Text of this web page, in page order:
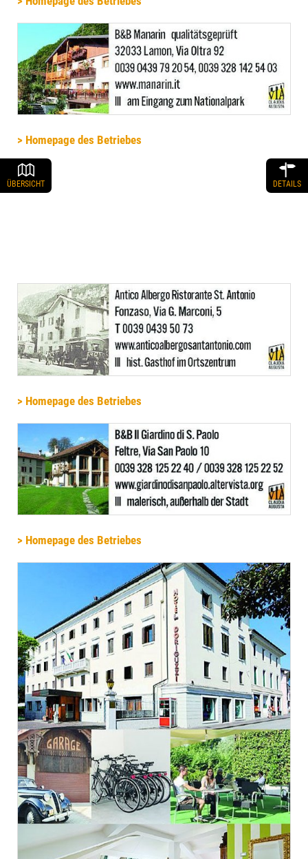
> Homepage des Betriebes
ÜBERSICHT DETAILS
> Homepage des Betriebes
> Homepage des Betriebes